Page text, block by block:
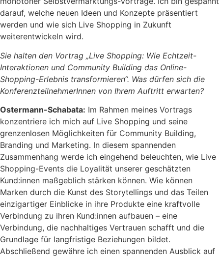
darauf, welche neuen Ideen und Konzepte präsentiert
werden und wie sich Live Shopping in Zukunft
weiterentwickeln wird.
Sie halten den Vortrag „Live Shopping: Wie Echtzeit-
Interaktionen und Community Building das Online-
Shopping-Erlebnis transformieren“. Was dürfen sich die
KonferenzteilnehmerInnen von Ihrem Auftritt erwarten?
Ostermann-Schabata: Im Rahmen meines Vortrags
konzentriere ich mich auf Live Shopping und seine
grenzenlosen Möglichkeiten für Community Building,
Branding und Marketing. In diesem spannenden
Zusammenhang werde ich eingehend beleuchten, wie Live
Shopping-Events die Loyalität unserer geschätzten
Kund:innen maßgeblich stärken können. Wie können
Marken durch die Kunst des Storytellings und das Teilen
einzigartiger Einblicke in ihre Produkte eine kraftvolle
Verbindung zu ihren Kund:innen aufbauen – eine
Verbindung, die nachhaltiges Vertrauen schafft und die
Grundlage für langfristige Beziehungen bildet.
Abschließend gewähre ich einen spannenden Ausblick auf